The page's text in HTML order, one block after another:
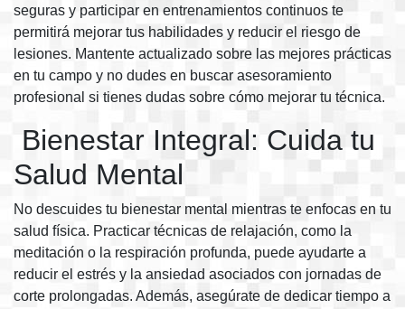
seguras y participar en entrenamientos continuos te
permitirá mejorar tus habilidades y reducir el riesgo de
lesiones. Mantente actualizado sobre las mejores prácticas
en tu campo y no dudes en buscar asesoramiento
profesional si tienes dudas sobre cómo mejorar tu técnica.
Bienestar Integral: Cuida tu
Salud Mental
No descuides tu bienestar mental mientras te enfocas en tu
salud física. Practicar técnicas de relajación, como la
meditación o la respiración profunda, puede ayudarte a
reducir el estrés y la ansiedad asociados con jornadas de
corte prolongadas. Además, asegúrate de dedicar tiempo a